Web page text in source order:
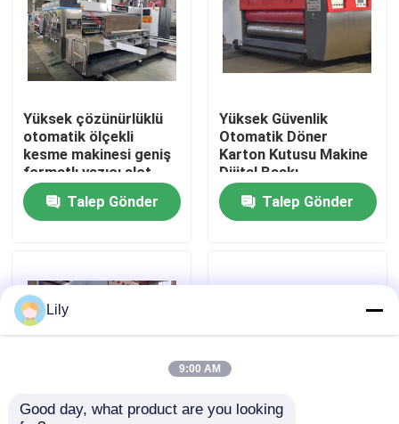
videolar
Hakkımızda
Fabrika turu
Kalite kontrol
Haberler
karton baskı makinesi
Yüksek çözünürlüklü
otomatik ölçekli
kesme makinesi geniş
formatlı yazıcı slot
Talep Gönder
Yüksek Güvenlik
Otomatik Döner
Karton Kutusu Makine
Dijital Baskı
Talep Gönder
Lily
9:00 AM
Good day, what product are you looking